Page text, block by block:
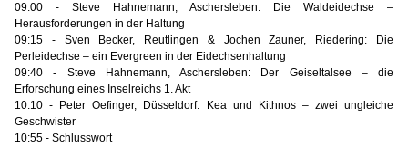
09:00 - Steve Hahnemann, Aschersleben: Die Waldeidechse –
Herausforderungen in der Haltung
09:15 - Sven Becker, Reutlingen & Jochen Zauner, Riedering: Die
Perleidechse – ein Evergreen in der Eidechsenhaltung
09:40 - Steve Hahnemann, Aschersleben: Der Geiseltalsee – die
Erforschung eines Inselreichs 1. Akt
10:10 - Peter Oefinger, Düsseldorf: Kea und Kithnos – zwei ungleiche
Geschwister
10:55 - Schlusswort